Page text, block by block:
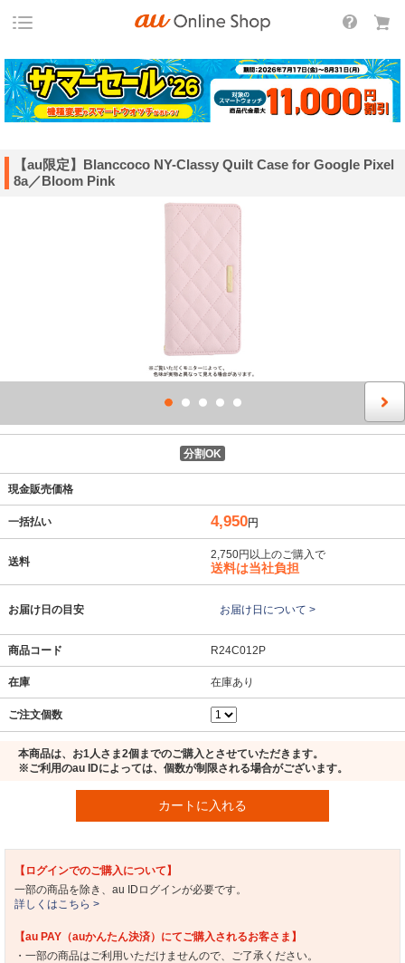
【au限定】Blanccoco NY-Classy Quilt Case for Google Pixel
8a／Bloom Pink
分割OK
現金販売価格
一括払い 4,950円
送料
2,750円以上のご購入で
送料は当社負担
お届け日の目安 お届け日について >
商品コード R24C012P
在庫 在庫あり
ご注文個数
本商品は、お1人さま2個までのご購入とさせていただきます。
※ご利用のau IDによっては、個数が制限される場合がございます。
カートに入れる
【ログインでのご購入について】
一部の商品を除き、au IDログインが必要です。
詳しくはこちら >
【au PAY（auかんたん決済）にてご購入されるお客さま】
・一部の商品はご利用いただけませんので、ご了承ください。